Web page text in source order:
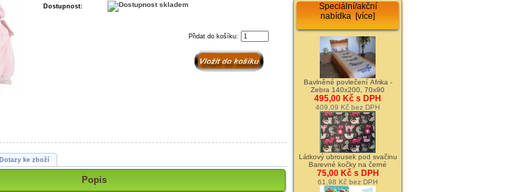
Dostupnost:
Přidat do košíku:
Dotazy ke zboží
Popis
Speciální/akční
nabídka [více]
Bavlněné povlečení Afrika -
Zebra 140x200, 70x90
495,00 Kč s DPH
409,09 Kč bez DPH
Látkový ubrousek pod svačinu
Barevné kočky na černé
75,00 Kč s DPH
61,98 Kč bez DPH